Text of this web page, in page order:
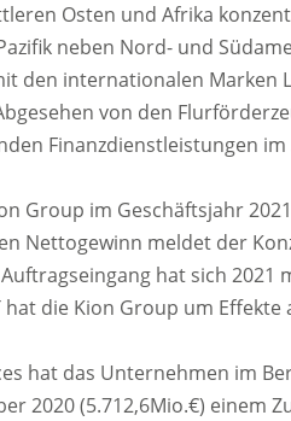
Osten und Afrika
neben Nord- und
den internationalen Marken
von den
Finanzdienstleistungen im
Group im Geschäftsjahr
Nettogewinn meldet der
hat sich 2021
die Kion Group um
hat das Unternehmen im
2020 (5.712,6Mio.€) einem